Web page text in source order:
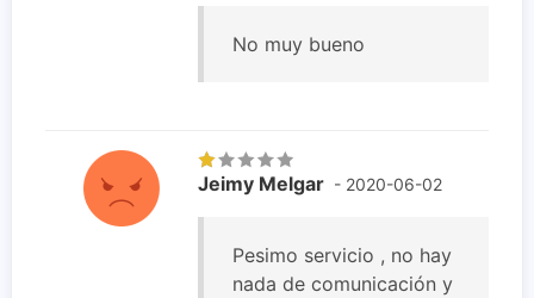
No muy bueno
Jeimy Melgar - 2020-06-02
Pesimo servicio , no hay
nada de comunicación y